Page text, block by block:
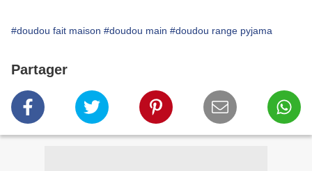
#doudou fait maison #doudou main #doudou range pyjama
Partager